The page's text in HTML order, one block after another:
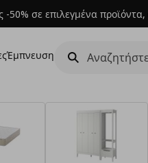
-50% σε επιλεγμένα
Έμπνευση